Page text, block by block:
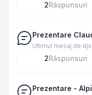
2Răspunsuri
Prezentare
Ultimul mesaj de
2Răspunsuri
Prezentare -